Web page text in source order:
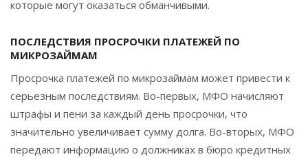
которые могут оказаться обманчивыми.
ПОСЛЕДСТВИЯ ПРОСРОЧКИ ПЛАТЕЖЕЙ ПО
МИКРОЗАЙМАМ
Просрочка платежей по микрозаймам может привести к
серьезным последствиям. Во-первых, МФО начисляют
штрафы и пени за каждый день просрочки, что
значительно увеличивает сумму долга. Во-вторых, МФО
передают информацию о должниках в бюро кредитных